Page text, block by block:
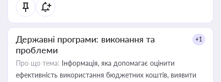
Державні програми: виконання та
проблеми
+1
Про що тема: Інформація, яка допомагає оцінити
ефективність використання бюджетних коштів, виявити